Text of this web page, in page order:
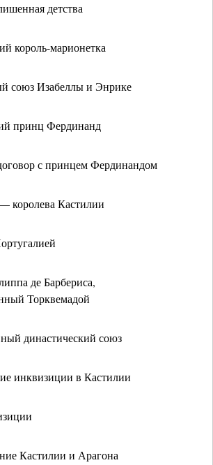
детства
король-марионетка
союз Изабеллы и Энрике
принц Фердинанд
с принцем Фердинандом
королева Кастилии
де Барбериса,
Торквемадой
династический союз
инквизиции в Кастилии
Кастилии и Арагона